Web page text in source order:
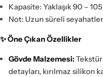
Kapasite: Yaklaşık 90 –
Not: Uzun süreli
✨ Öne Çıkan Özellikler
Gövde Malzemesi:
detayları, kırılmaz silikon